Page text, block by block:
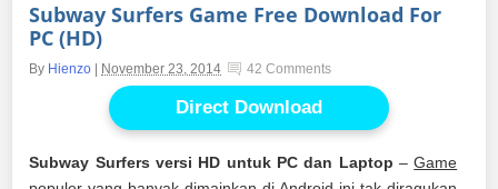
Subway Surfers Game Free Download For
PC (HD)
By Hienzo November 23, 2014 42 Comments
Direct Download
Subway Surfers versi HD untuk PC dan Laptop –Game